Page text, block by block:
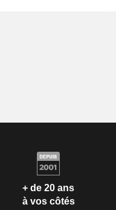
+ de 20 ans
à vos côtés